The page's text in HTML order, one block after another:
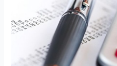
urgência
para
projeto
isenta